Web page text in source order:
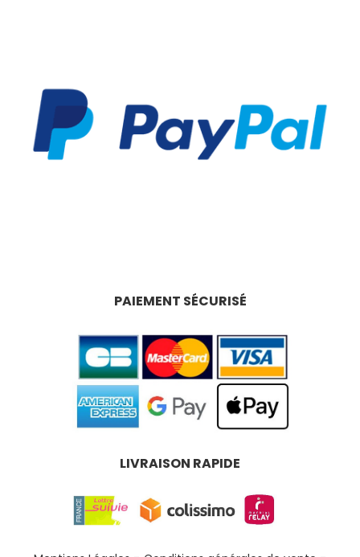
PAIEMENT SÉCURISÉ
LIVRAISON RAPIDE